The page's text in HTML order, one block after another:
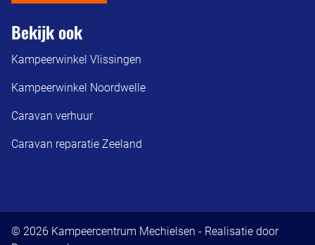
Bekijk ook
Kampeerwinkel Vlissingen
Kampeerwinkel Noordwelle
Caravan verhuur
Caravan reparatie Zeeland
© 2026 Kampeercentrum Mechielsen - Realisatie door